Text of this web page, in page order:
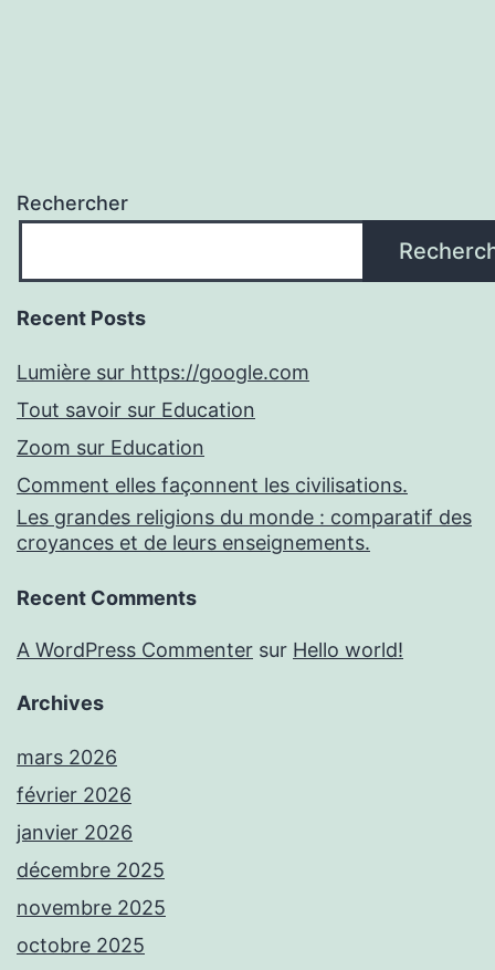
Rechercher
Recent Posts
Lumière sur https://google.com
Tout savoir sur Education
Zoom sur Education
Comment elles façonnent les civilisations.
Les grandes religions du monde : comparatif des
croyances et de leurs enseignements.
Recent Comments
A WordPress Commenter sur Hello world!
Archives
mars 2026
février 2026
janvier 2026
décembre 2025
novembre 2025
octobre 2025